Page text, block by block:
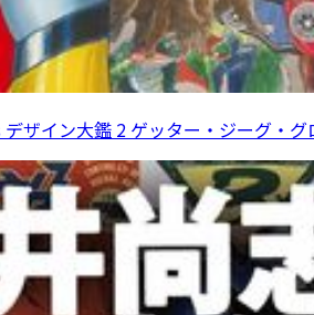
デザイン大鑑 2 ゲッター・ジーグ・